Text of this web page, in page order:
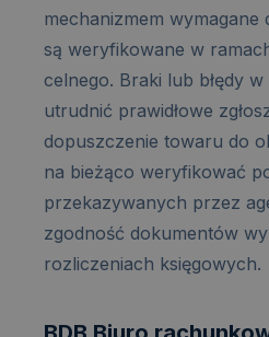
mechanizmem wymagane
są weryfikowane w
celnego. Braki lub błędy
utrudnić prawidłowe
dopuszczenie towaru do
na bieżąco weryfikować
przekazywanych przez
zgodność dokumentów
rozliczeniach księgowych.